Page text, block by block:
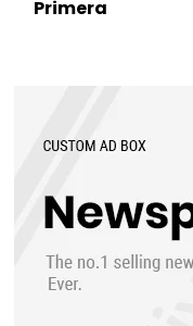
Primera